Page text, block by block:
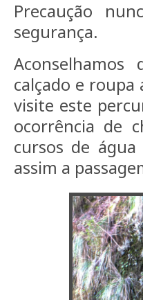
Precaução
segurança.
calçado e roupa
visite este
ocorrência de
cursos de
assim a